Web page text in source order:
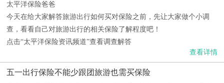
太平洋保险爸爸
今天在给大家解答旅游出行如何买对保险之前，先让大家做个小调
查，看看自己对旅游出行的相关保险了解程度吧！
点击“太平洋保险资讯频道”查看调查解答
查看详情
五一出行保险不能少跟团旅游也需买保险